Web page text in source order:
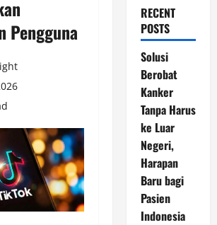
Pengguna
RECENT
POSTS
Solusi
Berobat
Kanker
Tanpa Harus
ke Luar
Negeri,
Harapan
Baru bagi
Pasien
Indonesia